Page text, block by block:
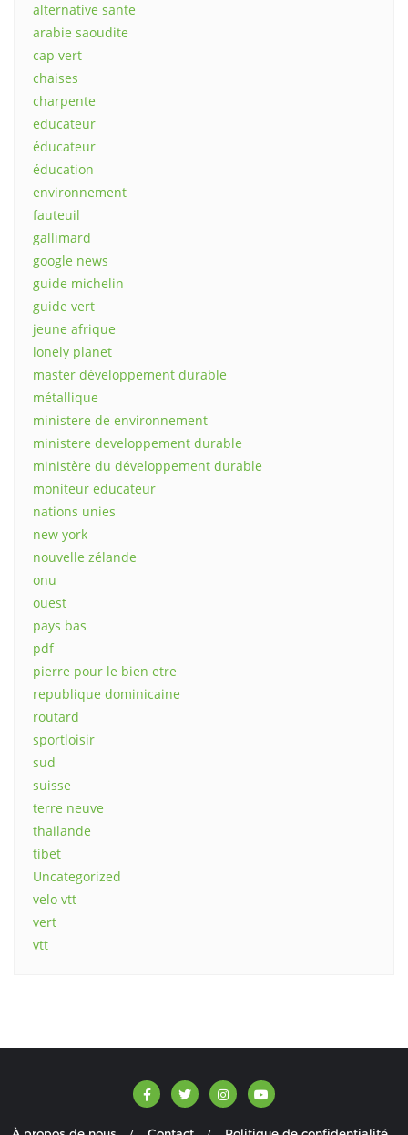
alternative sante
arabie saoudite
cap vert
chaises
charpente
educateur
éducateur
éducation
environnement
fauteuil
gallimard
google news
guide michelin
guide vert
jeune afrique
lonely planet
master développement durable
métallique
ministere de environnement
ministere developpement durable
ministère du développement durable
moniteur educateur
nations unies
new york
nouvelle zélande
onu
ouest
pays bas
pdf
pierre pour le bien etre
republique dominicaine
routard
sportloisir
sud
suisse
terre neuve
thailande
tibet
Uncategorized
velo vtt
vert
vtt